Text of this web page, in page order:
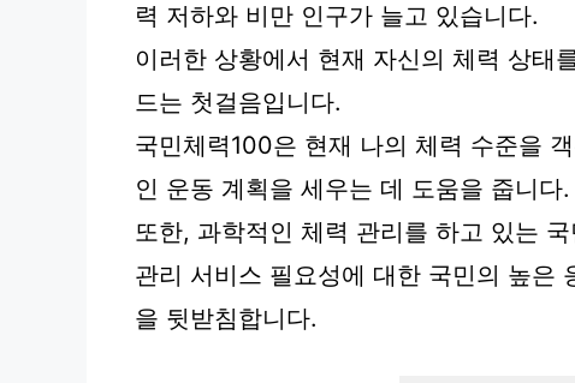
력 저하와 비만 인구가 늘고 있습니다.
이러한 상황에서 현재 자신의 체력 상태
드는 첫걸음입니다.
국민체력100은 현재 나의 체력 수준을
인 운동 계획을 세우는 데 도움을 줍니다.
또한, 과학적인 체력 관리를 하고 있는
관리 서비스 필요성에 대한 국민의 높은
을 뒷받침합니다.